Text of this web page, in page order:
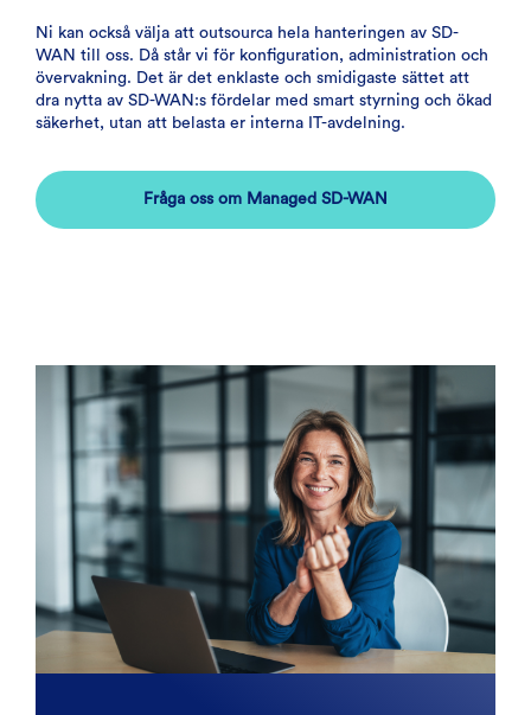
Ni kan också välja att outsourca hela hanteringen av SD-
WAN till oss. Då står vi för konfiguration, administration och
övervakning. Det är det enklaste och smidigaste sättet att
dra nytta av SD-WAN:s fördelar med smart styrning och ökad
säkerhet, utan att belasta er interna IT-avdelning.
Fråga oss om Managed SD-WAN